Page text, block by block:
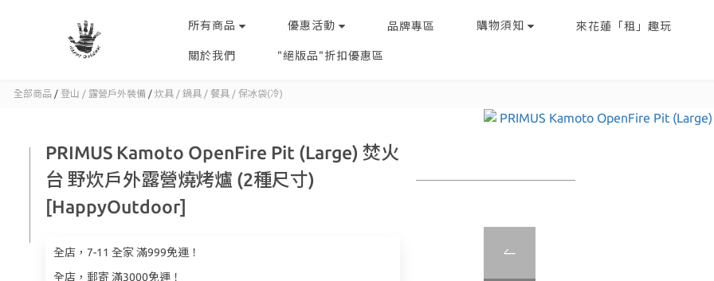
所有商品 優惠活動 品牌專區 購物須知 來花蓮「租」趣玩
關於我們 "絕版品"折扣優惠區
全部商品 / 登山 / 露營戶外裝備 / 炊具 / 鍋具 / 餐具 / 保冰袋(冷)
PRIMUS Kamoto OpenFire Pit (Large) 焚火
台 野炊戶外露營燒烤爐 (2種尺寸)
[HappyOutdoor]
全店，7-11 全家 滿999免運！
全店，郵寄 滿3000免運！